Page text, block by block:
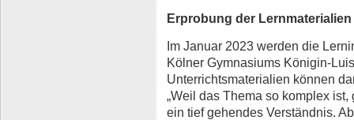
Erprobung der Lernmaterialien
Im Januar 2023 werden die
Kölner Gymnasiums Königin-
Unterrichtsmaterialien können
„Weil das Thema so komplex
ein tief gehendes Verständnis.